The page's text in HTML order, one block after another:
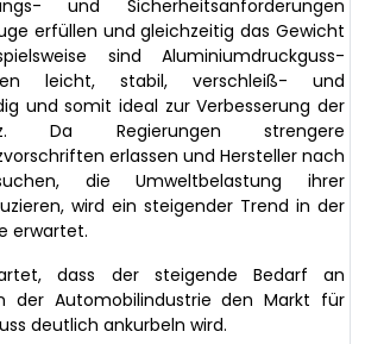
und Sicherheitsanforderungen
erfüllen und gleichzeitig das Gewicht
sind Aluminiumdruckguss-
leicht, stabil, verschleiß- und
und somit ideal zur Verbesserung der
Da Regierungen strengere
erlassen und Hersteller nach
die Umweltbelastung ihrer
wird ein steigender Trend in der
erwartet.
dass der steigende Bedarf an
der Automobilindustrie den Markt für
deutlich ankurbeln wird.